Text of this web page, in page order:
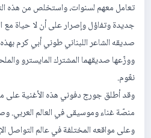
تعامل معهم لسنوات، واستخلص من هذه
جديدة وتفاؤل وإصرار على أن لا حياة مع
صديقه الشاعر اللبناني طوني أبي كرم بهذه
ووزّعها صديقهما المشترك المايسترو
نعّوم.
وقد أطلق جورج دفوني هذه الأغنية على
منصّة غناء وموسيقى في العالم العربي.
وعلى مواقعه المختلفة في عالم التواصل